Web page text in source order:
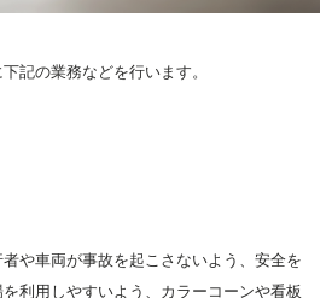
記の業務などを行います。
や車両が事故を起こさないよう、安全を
利用しやすいよう、カラーコーンや看板